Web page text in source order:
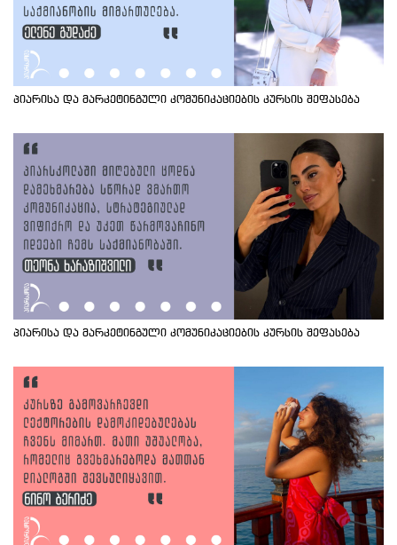
პიარისა და მარკეტინგული კომუნიკაციების კურსის შეფასება
პიარისა და მარკეტინგული კომუნიკაციების კურსის შეფასება